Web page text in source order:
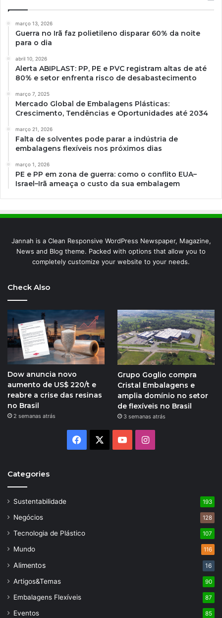
março 13, 2026
Guerra no Irã faz polietileno disparar 60% da noite
para o dia
abril 10, 2026
Alerta ABIPLAST: PP, PE e PVC registram altas de até
80% e setor enfrenta risco de desabastecimento
março 7, 2025
Mercado Global de Embalagens Plásticas:
Crescimento, Tendências e Oportunidades até 2034
março 21, 2026
Falta de solventes pode parar a indústria de
embalagens flexíveis nos próximos dias
março 1, 2026
PE e PP em zona de guerra: como o conflito EUA–
Israel–Irã ameaça o custo da sua embalagem
Jannah is a Clean Responsive WordPress Newspaper, Magazine,
News and Blog theme. Packed with options that allow you to
completely customize your website to your needs.
Check Also
Dow anuncia novo
aumento de US$ 220/t e
reabre a crise das resinas
no Brasil
2 semanas atrás
Grupo Goglio compra
Cristal Embalagens e
amplia domínio no setor
de flexíveis no Brasil
3 semanas atrás
Facebook YouTubeInstagram
Categories
Sustentabilidade 193
Negócios 128
Tecnologia de Plástico 107
Mundo 116
Alimentos 16
Artigos&Temas 90
Embalagens Flexíveis 87
Eventos 85